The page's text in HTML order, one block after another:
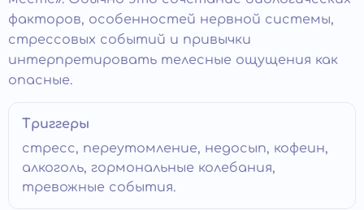
факторов, особенностей нервной системы,
стрессовых событий и привычки
интерпретировать телесные ощущения как
опасные.
Триггеры
стресс, переутомление, недосып, кофеин,
алкоголь, гормональные колебания,
тревожные события.